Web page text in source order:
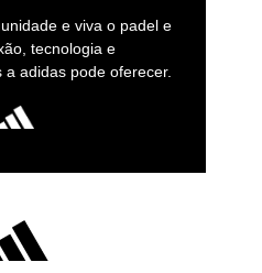
e viva o padel e
tecnologia e
adidas pode oferecer.